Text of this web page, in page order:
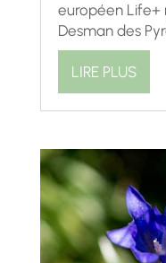
européen Life+
Desman des
LIRE PLUS